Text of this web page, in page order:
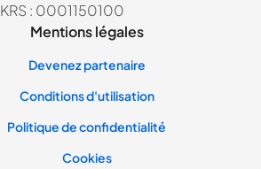
KRS : 0001150100
Mentions légales
Devenez partenaire
Conditions d'utilisation
Politique de confidentialité
Cookies